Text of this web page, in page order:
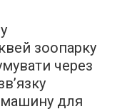
зоопарку
через
машину для